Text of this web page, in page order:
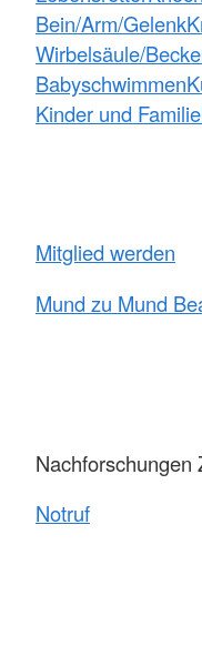
Bein/Arm/Gelenk
Wirbelsäule/
Babyschwimmen
Kinder und Familie
Mitglied werden
Mund zu Mund
Nachforschungen
Notruf